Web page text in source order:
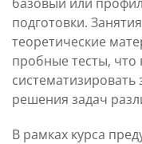
подготовки.
теоретические
пробные тесты, что
решения задач
В рамках курса